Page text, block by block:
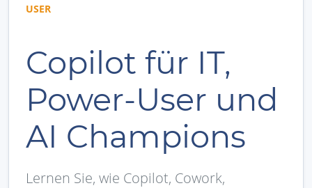
USER
Copilot für IT,
Power-User und
AI Champions
Lernen Sie, wie Copilot, Cowork,